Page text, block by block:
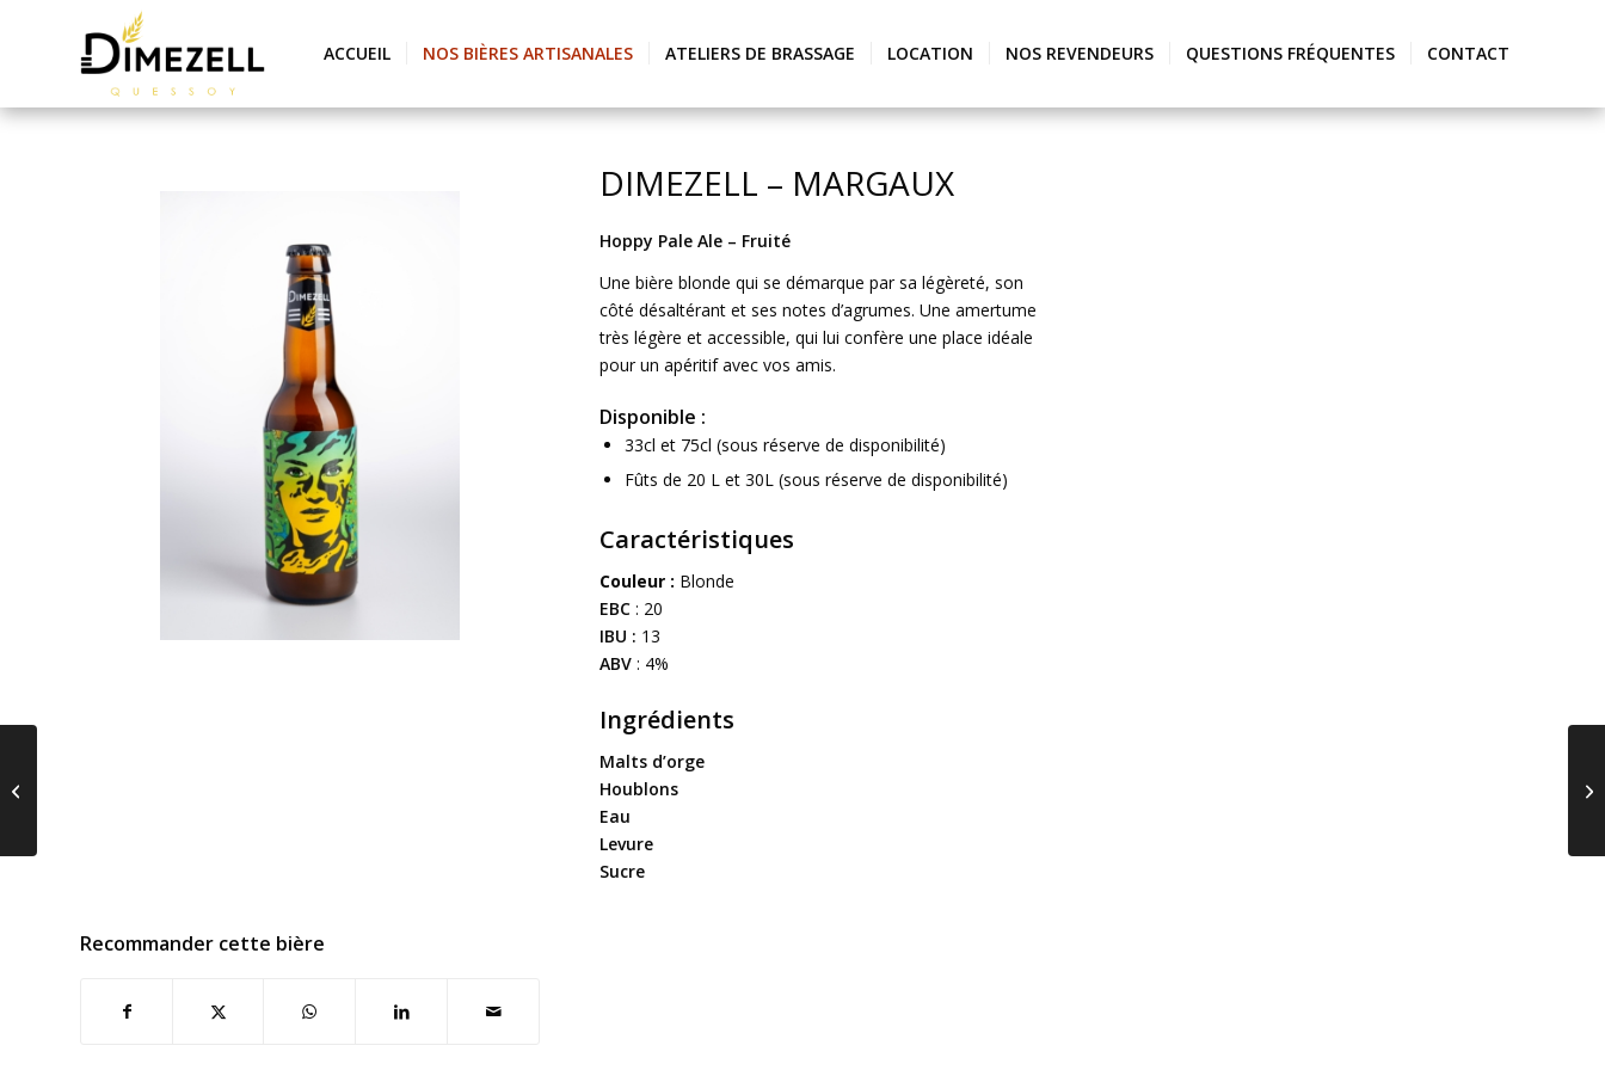
ACCUEIL NOS BIÈRES ARTISANALES ATELIERS DE BRASSAGE LOCATION NOS REVENDEURS QUESTIONS FRÉQUENTES CONTACT
DIMEZELL – MARGAUX
Hoppy Pale Ale – Fruité
Une bière blonde qui se démarque par sa légèreté, son
côté désaltérant et ses notes d’agrumes. Une amertume
très légère et accessible, qui lui confère une place idéale
pour un apéritif avec vos amis.
Disponible :
33cl et 75cl (sous réserve de disponibilité)
Fûts de 20 L et 30L (sous réserve de disponibilité)
Caractéristiques
Couleur : Blonde
EBC : 20
IBU : 13
ABV : 4%
Ingrédients
Malts d’orge
Houblons
Eau
Levure
Sucre
Recommander cette bière